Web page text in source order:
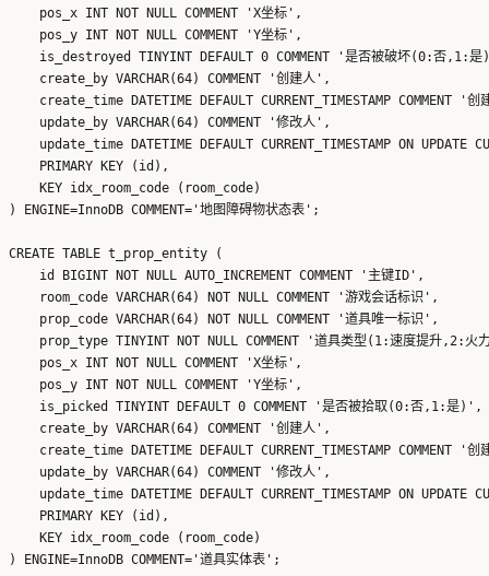
    pos_x INT NOT NULL COMMENT 'X坐标',
    pos_y INT NOT NULL COMMENT 'Y坐标',
is_destroyed TINYINT DEFAULT 0 COMMENT '是否被破坏(0:否,1:是
    create_by VARCHAR(64) COMMENT '创建人',
create_time DATETIME DEFAULT CURRENT_TIMESTAMP COMMENT '创
    update_by VARCHAR(64) COMMENT '修改人',
update_time DATETIME DEFAULT CURRENT_TIMESTAMP ON UPDATE
    PRIMARY KEY (id),
    KEY idx_room_code (room_code)
) ENGINE=InnoDB COMMENT='地图障碍物状态表';
CREATE TABLE t_prop_entity (
    id BIGINT NOT NULL AUTO_INCREMENT COMMENT '主键ID',
    room_code VARCHAR(64) NOT NULL COMMENT '游戏会话标识',
    prop_code VARCHAR(64) NOT NULL COMMENT '道具唯一标识',
prop_type TINYINT NOT NULL COMMENT '道具类型(1:速度提升,2:火
    pos_x INT NOT NULL COMMENT 'X坐标',
    pos_y INT NOT NULL COMMENT 'Y坐标',
    is_picked TINYINT DEFAULT 0 COMMENT '是否被拾取(0:否,1:是)',
    create_by VARCHAR(64) COMMENT '创建人',
create_time DATETIME DEFAULT CURRENT_TIMESTAMP COMMENT '创
    update_by VARCHAR(64) COMMENT '修改人',
update_time DATETIME DEFAULT CURRENT_TIMESTAMP ON UPDATE
    PRIMARY KEY (id),
    KEY idx_room_code (room_code)
) ENGINE=InnoDB COMMENT='道具实体表';